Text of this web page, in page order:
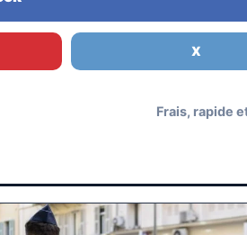
X
Frais, rapide